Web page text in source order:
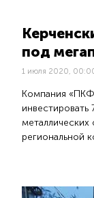
под
1 июля 2020,
Компания
инвестировать
региональной